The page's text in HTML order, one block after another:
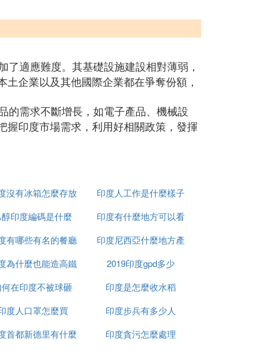
適應難度。其基礎設施建設相對薄弱，
企業以及其他國際企業都在爭奪份額，
的需求不斷增長，如電子產品、機械設
印度市場需求，利用好相關政策，發揮
沒有冰箱怎麼存放
食物
印度人工作是什麼樣子
醇印度編碼是什麼
印度有什麼地方可以看
到太陽
有哪些有名的餐廳
印度尼西亞什麼地方產
榴槤
為什麼也能造高鐵
2019印度gpd多少
在印度不被球砸
印度是怎麼收水稻
度人口罩怎麼買
印度步兵有多少人
首都新德里有什麼
印度貪污怎麼處理